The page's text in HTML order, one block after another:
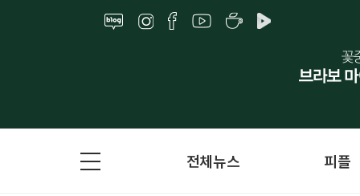
전체뉴스 피플